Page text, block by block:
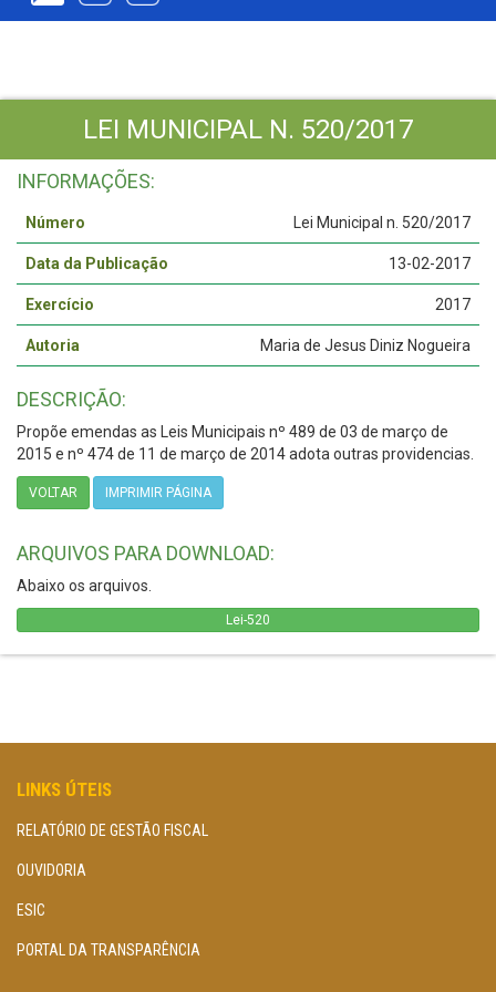
LEI MUNICIPAL N. 520/2017
INFORMAÇÕES:
Número Lei Municipal n. 520/2017
Data da Publicação 13-02-2017
Exercício 2017
Autoria Maria de Jesus Diniz Nogueira
DESCRIÇÃO:
Propõe emendas as Leis Municipais nº 489 de 03 de março de
2015 e nº 474 de 11 de março de 2014 adota outras providencias.
VOLTAR IMPRIMIR PÁGINA
ARQUIVOS PARA DOWNLOAD:
Abaixo os arquivos.
Lei-520
LINKS ÚTEIS
RELATÓRIO DE GESTÃO FISCAL
OUVIDORIA
ESIC
PORTAL DA TRANSPARÊNCIA